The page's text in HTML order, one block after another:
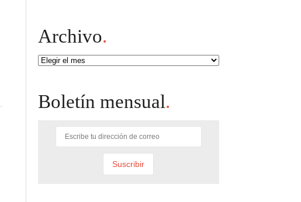
Archivo.
Archivo
Boletín mensual.